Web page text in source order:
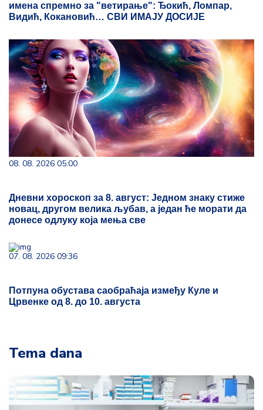
имена спремно за "ветирање": Ђокић, Ломпар,
Видић, Кокановић… СВИ ИМАЈУ ДОСИЈЕ
08. 08. 2026 05:00
Дневни хороскоп за 8. август: Једном знаку стиже
новац, другом велика љубав, а један ће морати да
донесе одлуку која мења све
07. 08. 2026 09:36
Потпуна обустава саобраћаја између Куле и
Црвенке од 8. до 10. августа
Tema dana